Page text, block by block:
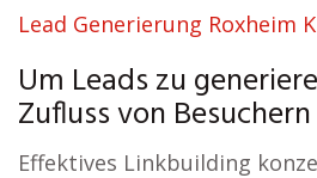
Lead Generierung Roxheim
Um Leads zu
Zufluss von
Effektives Linkbuilding